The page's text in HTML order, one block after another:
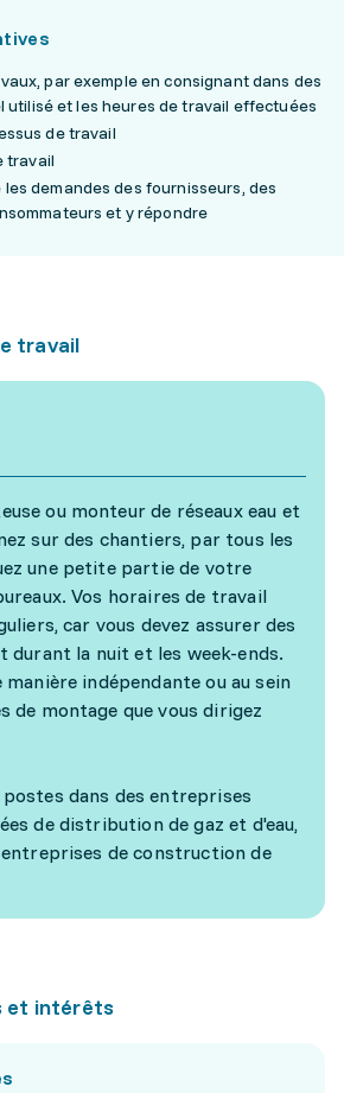
par exemple en consignant dans des
utilisé et les heures de travail effectuées
de travail
travail
demandes des fournisseurs, des
et y répondre
travail
ou monteur de réseaux eau et
sur des chantiers, par tous les
une petite partie de votre
Vos horaires de travail
car vous devez assurer des
durant la nuit et les week-ends.
indépendante ou au sein
de montage que vous dirigez
dans des entreprises
de distribution de gaz et d'eau,
de construction de
et intérêts